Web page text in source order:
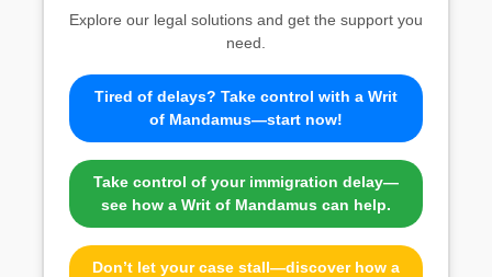
Explore our legal solutions and get the support you
need.
Tired of delays? Take control with a Writ
of Mandamus—start now!
Take control of your immigration delay—
see how a Writ of Mandamus can help.
Don’t let your case stall—discover how a